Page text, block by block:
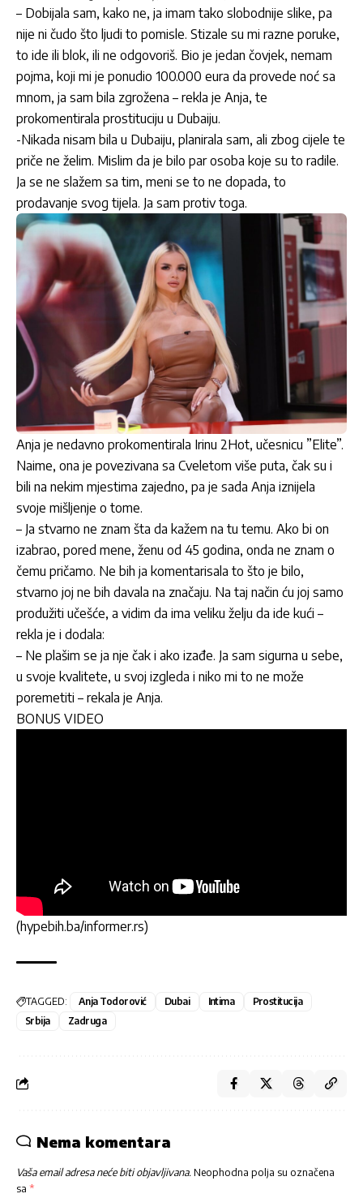
– Dobijala sam, kako ne, ja imam tako slobodnije slike, pa
nije ni čudo što ljudi to pomisle. Stizale su mi razne poruke,
to ide ili blok, ili ne odgovoriš. Bio je jedan čovjek, nemam
pojma, koji mi je ponudio 100.000 eura da provede noć sa
mnom, ja sam bila zgrožena – rekla je Anja, te
prokomentirala prostituciju u Dubaiju.
-Nikada nisam bila u Dubaiju, planirala sam, ali zbog cijele te
priče ne želim. Mislim da je bilo par osoba koje su to radile.
Ja se ne slažem sa tim, meni se to ne dopada, to
prodavanje svog tijela. Ja sam protiv toga.
Anja je nedavno prokomentirala Irinu 2Hot, učesnicu ”Elite”.
Naime, ona je povezivana sa Cveletom više puta, čak su i
bili na nekim mjestima zajedno, pa je sada Anja iznijela
svoje mišljenje o tome.
– Ja stvarno ne znam šta da kažem na tu temu. Ako bi on
izabrao, pored mene, ženu od 45 godina, onda ne znam o
čemu pričamo. Ne bih ja komentarisala to što je bilo,
stvarno joj ne bih davala na značaju. Na taj način ću joj samo
produžiti učešće, a vidim da ima veliku želju da ide kući –
rekla je i dodala:
– Ne plašim se ja nje čak i ako izađe. Ja sam sigurna u sebe,
u svoje kvalitete, u svoj izgleda i niko mi to ne može
poremetiti – rekala je Anja.
BONUS VIDEO
(hypebih.ba/informer.rs)
TAGGED: Anja Todorović Dubai Intima
Prostitucija
Srbija
Zadruga
Nema komentara
Vaša email adresa neće biti objavljivana. Neophodna polja su označena
sa *